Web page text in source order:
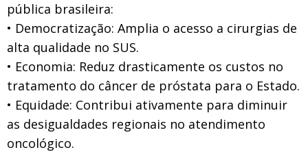
pública brasileira:
• Democratização: Amplia o acesso a cirurgias de
alta qualidade no SUS.
• Economia: Reduz drasticamente os custos no
tratamento do câncer de próstata para o Estado.
• Equidade: Contribui ativamente para diminuir
as desigualdades regionais no atendimento
oncológico.